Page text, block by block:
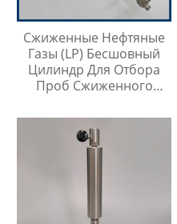
Сжиженные Нефтяные
Газы (LP) Бесшовный
Цилиндр Для Отбора
Проб Сжиженного